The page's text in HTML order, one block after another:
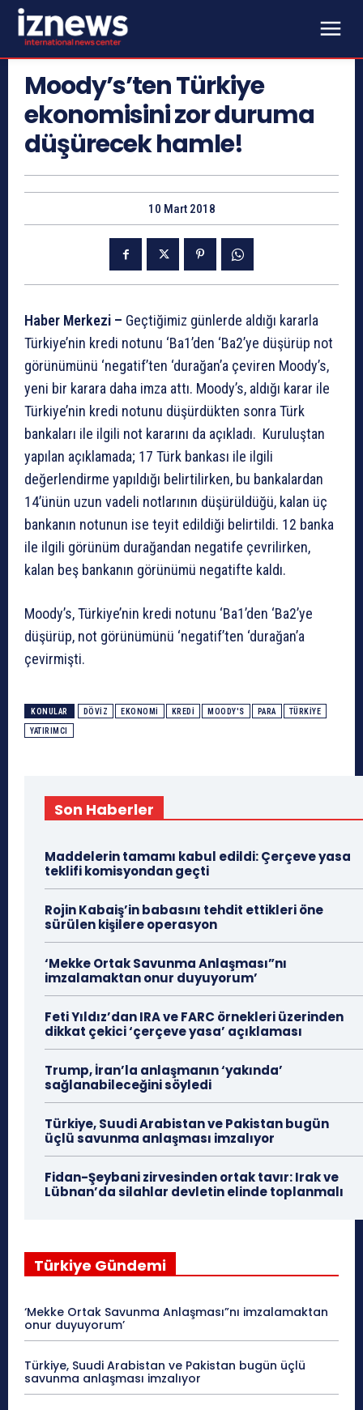
Moody’s’ten Türkiye
ekonomisini zor duruma
düşürecek hamle!
10 Mart 2018
Haber Merkezi – Geçtiğimiz günlerde aldığı kararla
Türkiye’nin kredi notunu ‘Ba1’den ‘Ba2’ye düşürüp not
görünümünü ‘negatif’ten ‘durağan’a çeviren Moody’s,
yeni bir karara daha imza attı. Moody’s, aldığı karar ile
Türkiye’nin kredi notunu düşürdükten sonra Türk
bankaları ile ilgili not kararını da açıkladı. Kuruluştan
yapılan açıklamada; 17 Türk bankası ile ilgili
değerlendirme yapıldığı belirtilirken, bu bankalardan
14’ünün uzun vadeli notlarının düşürüldüğü, kalan üç
bankanın notunun ise teyit edildiği belirtildi. 12 banka
ile ilgili görünüm durağandan negatife çevrilirken,
kalan beş bankanın görünümü negatifte kaldı.
Moody’s, Türkiye’nin kredi notunu ‘Ba1’den ‘Ba2’ye
düşürüp, not görünümünü ‘negatif’ten ‘durağan’a
çevirmişti.
KONULAR DÖVİZ EKONOMI KREDI MOODY'S PARA TÜRKIYE
YATIRIMCI
Son Haberler
Maddelerin tamamı kabul edildi: Çerçeve yasa
teklifi komisyondan geçti
Rojin Kabaiş’in babasını tehdit ettikleri öne
sürülen kişilere operasyon
‘Mekke Ortak Savunma Anlaşması”nı
imzalamaktan onur duyuyorum’
Feti Yıldız’dan IRA ve FARC örnekleri üzerinden
dikkat çekici ‘çerçeve yasa’ açıklaması
Trump, İran’la anlaşmanın ‘yakında’
sağlanabileceğini söyledi
Türkiye, Suudi Arabistan ve Pakistan bugün
üçlü savunma anlaşması imzalıyor
Fidan-Şeybani zirvesinden ortak tavır: Irak ve
Lübnan’da silahlar devletin elinde toplanmalı
Türkiye Gündemi
‘Mekke Ortak Savunma Anlaşması”nı imzalamaktan
onur duyuyorum’
Türkiye, Suudi Arabistan ve Pakistan bugün üçlü
savunma anlaşması imzalıyor